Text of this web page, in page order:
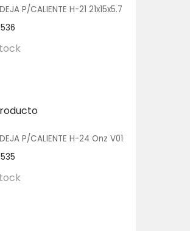
P/CALIENTE H-21 21x15x5.7 V01135 1/500
P/CALIENTE H-24 Onz V01013 1/400